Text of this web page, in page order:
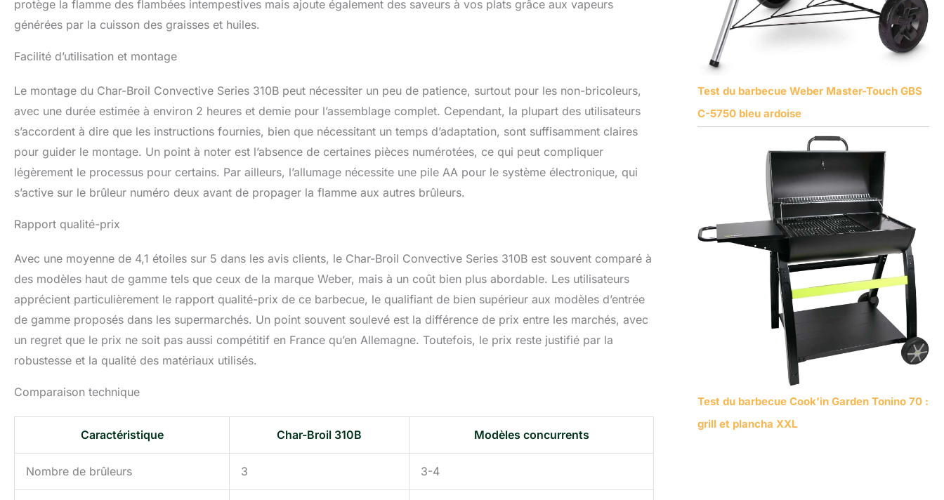
protège la flamme des flambées intempestives mais ajoute également des saveurs à vos plats grâce aux vapeurs
générées par la cuisson des graisses et huiles.
Facilité d’utilisation et montage
Le montage du Char-Broil Convective Series 310B peut nécessiter un peu de patience, surtout pour les non-bricoleurs,
avec une durée estimée à environ 2 heures et demie pour l’assemblage complet. Cependant, la plupart des utilisateurs
s’accordent à dire que les instructions fournies, bien que nécessitant un temps d’adaptation, sont suffisamment claires
pour guider le montage. Un point à noter est l’absence de certaines pièces numérotées, ce qui peut compliquer
légèrement le processus pour certains. Par ailleurs, l’allumage nécessite une pile AA pour le système électronique, qui
s’active sur le brûleur numéro deux avant de propager la flamme aux autres brûleurs.
Rapport qualité-prix
Avec une moyenne de 4,1 étoiles sur 5 dans les avis clients, le Char-Broil Convective Series 310B est souvent comparé à
des modèles haut de gamme tels que ceux de la marque Weber, mais à un coût bien plus abordable. Les utilisateurs
apprécient particulièrement le rapport qualité-prix de ce barbecue, le qualifiant de bien supérieur aux modèles d’entrée
de gamme proposés dans les supermarchés. Un point souvent soulevé est la différence de prix entre les marchés, avec
un regret que le prix ne soit pas aussi compétitif en France qu’en Allemagne. Toutefois, le prix reste justifié par la
robustesse et la qualité des matériaux utilisés.
Comparaison technique
Caractéristique Char-Broil 310B Modèles concurrents
Nombre de brûleurs 3 3-4
Test du barbecue Weber Master-Touch GBS
C-5750 bleu ardoise
Test du barbecue Cook’in Garden Tonino 70 :
grill et plancha XXL